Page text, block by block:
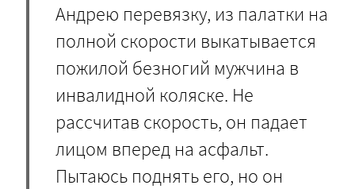
Андрею перевязку, из палатки на
полной скорости выкатывается
пожилой безногий мужчина в
инвалидной коляске. Не
рассчитав скорость, он падает
лицом вперед на асфальт.
Пытаюсь поднять его, но он